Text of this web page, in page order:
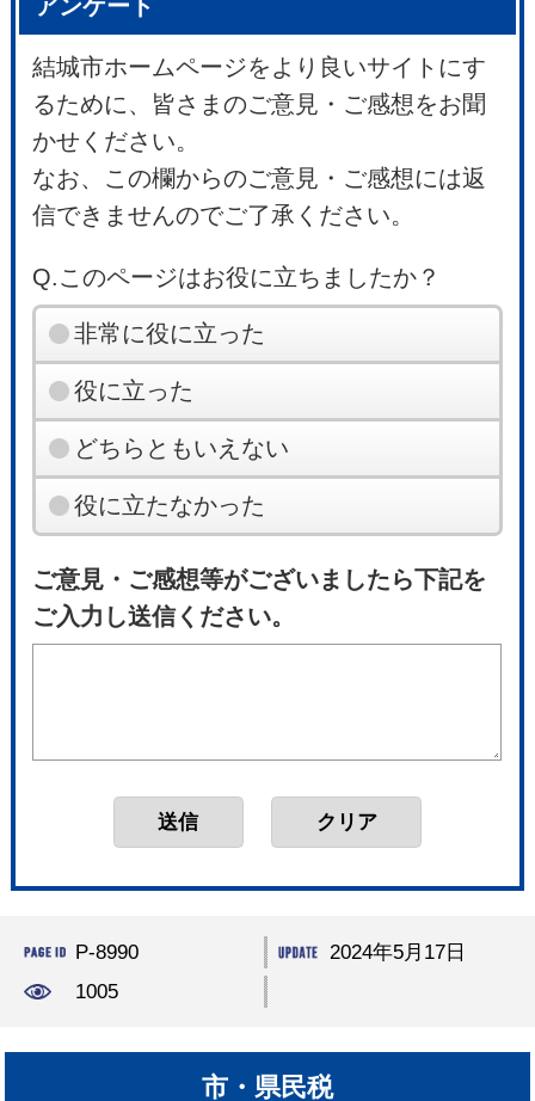
アンケート
結城市ホームページをより良いサイトにす
るために、皆さまのご意見・ご感想をお聞
かせください。
なお、この欄からのご意見・ご感想には返
信できませんのでご了承ください。
Q.このページはお役に立ちましたか？
非常に役に立った
役に立った
どちらともいえない
役に立たなかった
ご意見・ご感想等がございましたら下記を
ご入力し送信ください。
P-8990
2024年5月17日
1005
市・県民税